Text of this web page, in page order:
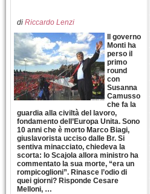
di Riccardo Lenzi
Il governo
Monti ha
perso il
primo
round
con
Susanna
Camusso
che fa la
guardia alla civiltà del lavoro,
fondamento dell’Europa Unita. Sono
10 anni che è morto Marco Biagi,
giuslavorista ucciso dalle Br. Si
sentiva minacciato, chiedeva la
scorta: lo Scajola allora ministro ha
commentato la sua morte, “era un
rompicoglioni”. Rinasce l’odio di
quei giorni? Risponde Cesare
Melloni, …